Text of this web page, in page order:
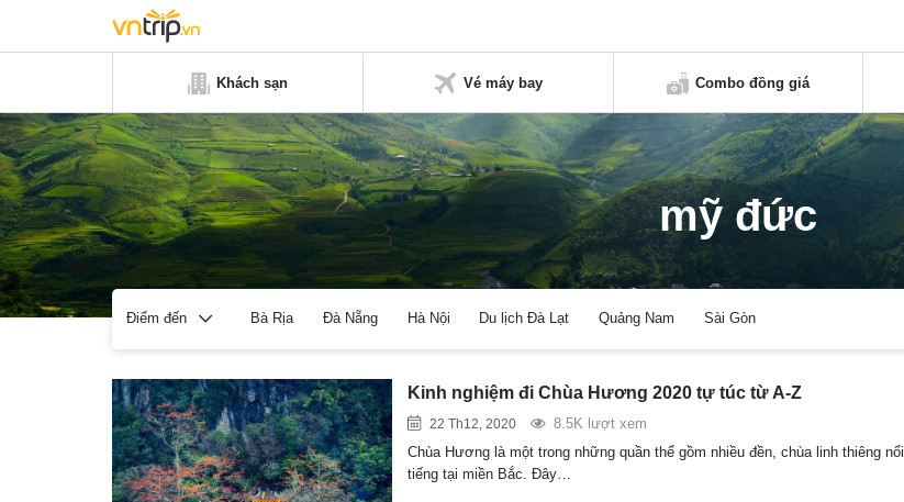
Khách sạn Vé máy bay Combo đồng giá
mỹ đức
Điểm đến Bà Rịa Đà Nẵng Hà Nội Du lịch Đà Lạt Quảng Nam Sài Gòn
Kinh nghiệm đi Chùa Hương 2020 tự túc từ A-Z
22 Th12, 2020
8.5K lượt xem
Chùa Hương là một trong những quần thể gồm nhiều đền, chùa linh thiêng nổi
tiếng tại miền Bắc. Đây…